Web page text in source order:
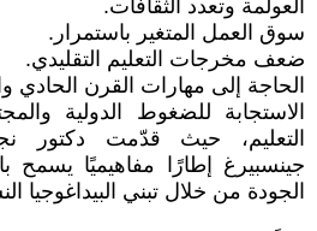
العولمة وتعدد الثقافات.
سوق العمل المتغير باستمرار.
ضعف مخرجات التعليم التقليدي.
الحاجة إلى مهارات القرن الحادي
الاستجابة للضغوط الدولية
التعليم، حيث قدّمت دكتور
جينسبيرغ إطارًا مفاهيميًا يسمح
الجودة من خلال تبني البيداغوجيا